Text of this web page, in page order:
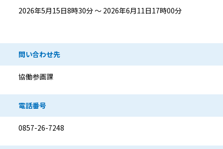
2026年5月15日8時30分 ～ 2026年6月11日17時00分
問い合わせ先
協働参画課
電話番号
0857-26-7248